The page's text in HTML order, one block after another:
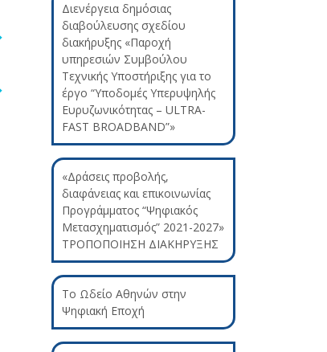
Διενέργεια δημόσιας
διαβούλευσης σχεδίου
διακήρυξης «Παροχή
υπηρεσιών Συμβούλου
Τεχνικής Υποστήριξης για το
έργο “Υποδομές Υπερυψηλής
Ευρυζωνικότητας – ULTRA-
FAST BROADBAND”»
«Δράσεις προβολής,
διαφάνειας και επικοινωνίας
Προγράμματος “Ψηφιακός
Μετασχηματισμός” 2021-2027»
ΤΡΟΠΟΠΟΙΗΣΗ ΔΙΑΚΗΡΥΞΗΣ
Το Ωδείο Αθηνών στην
Ψηφιακή Εποχή